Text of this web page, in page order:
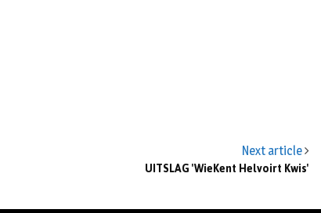
Next article
UITSLAG 'WieKent Helvoirt Kwis'